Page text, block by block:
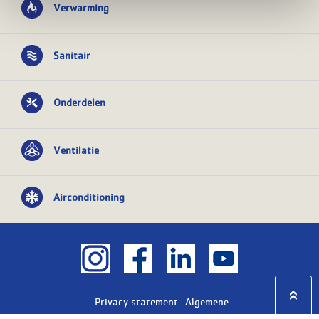
Verwarming
Sanitair
Onderdelen
Ventilatie
Airconditioning
Privacy statement
Algemene